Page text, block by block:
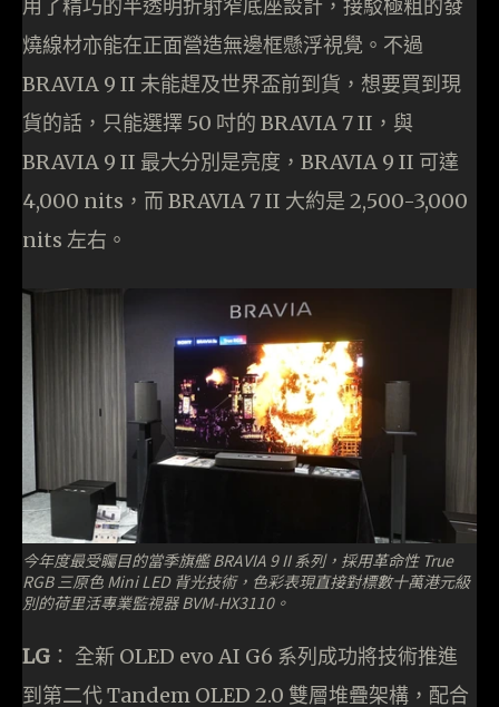
用了精巧的半透明折射窄底座設計，接駁極粗的發
燒線材亦能在正面營造無邊框懸浮視覺。不過
BRAVIA 9 II 未能趕及世界盃前到貨，想要買到現
貨的話，只能選擇 50 吋的 BRAVIA 7 II，與
BRAVIA 9 II 最大分別是亮度，BRAVIA 9 II 可達
4,000 nits，而 BRAVIA 7 II 大約是 2,500-3,000
nits 左右。
今年度最受矚目的當季旗艦 BRAVIA 9 II 系列，採用革命性 True
RGB 三原色 Mini LED 背光技術，色彩表現直接對標數十萬港元級
別的荷里活專業監視器 BVM-HX3110。
LG ： 全新 OLED evo AI G6 系列成功將技術推進
到第二代 Tandem OLED 2.0 雙層堆疊架構，配合